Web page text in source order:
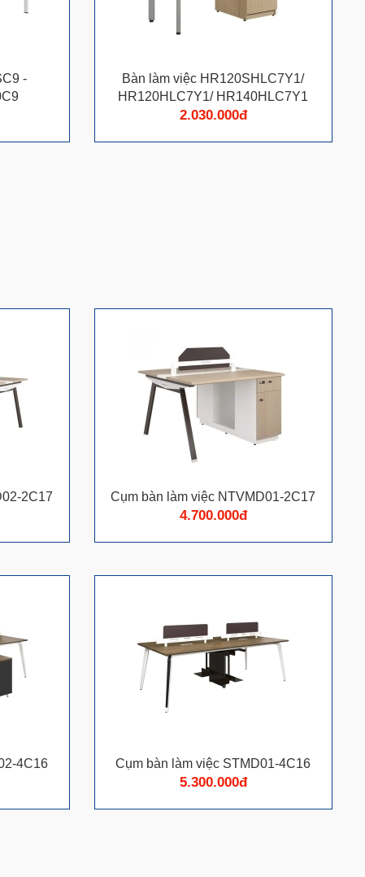
-
Bàn làm việc HR120SHLC7Y1/
HR120HLC7Y1/ HR140HLC7Y1
2.030.000đ
2C17 Cụm bàn làm việc NTVMD01-2C17
4.700.000đ
4C16 Cụm bàn làm việc STMD01-4C16
5.300.000đ